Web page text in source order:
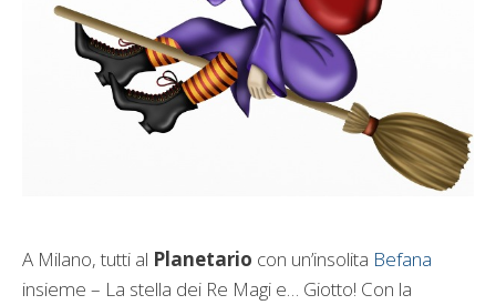
A Milano, tutti al Planetario con un’insolita Befana
insieme – La stella dei Re Magi e… Giotto! Con la